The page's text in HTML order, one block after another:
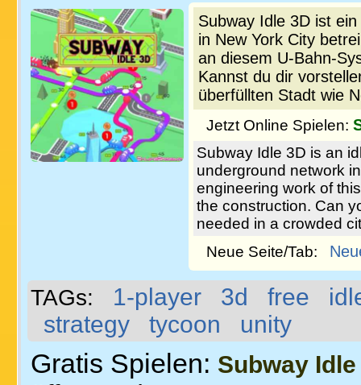
Subway Idle 3D ist
in New York City
an diesem U-Bahn-
Kannst du dir
überfüllten Stadt wie
Jetzt Online Spielen:
Subway Idle 3D is an
underground network
engineering work of
the construction. Can
needed in a crowded
Neue Seite/Tab:
TAGs: 1-player 3d free
strategy
tycoon unity
Gratis Spielen: Subway Idle